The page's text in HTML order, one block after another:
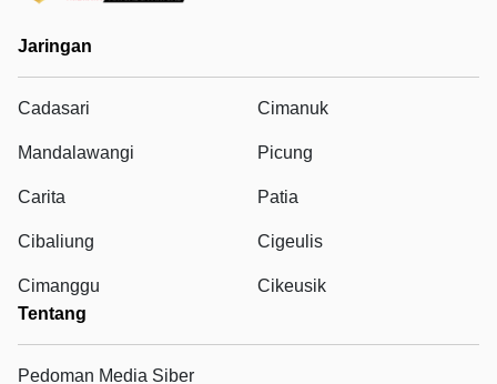
Jaringan
Cadasari Cimanuk
Mandalawangi Picung
Carita Patia
Cibaliung Cigeulis
Cimanggu
Cikeusik
Tentang
Pedoman Media Siber